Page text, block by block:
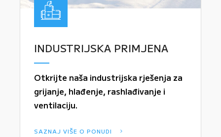
INDUSTRIJSKA PRIMJENA
Otkrijte naša industrijska rješenja za
grijanje, hlađenje, rashlađivanje i
ventilaciju.
SAZNAJ VIŠE O PONUDI